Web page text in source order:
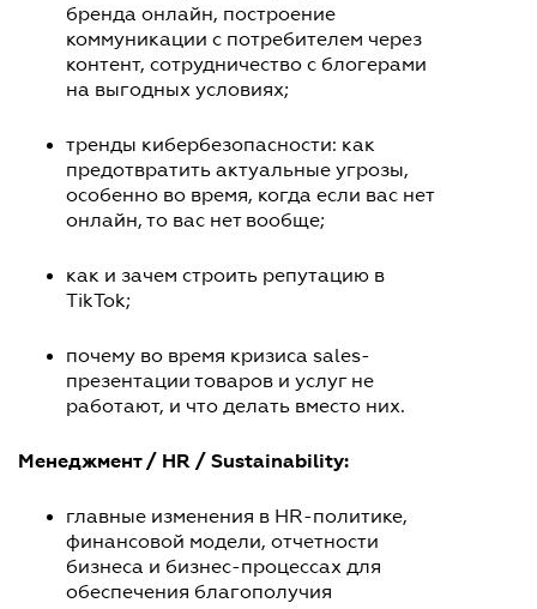
бренда онлайн, построение
коммуникации с потребителем через
контент, сотрудничество с блогерами
на выгодных условиях;
тренды кибербезопасности: как
предотвратить актуальные угрозы,
особенно во время, когда если вас нет
онлайн, то вас нет вообще;
как и зачем строить репутацию в
TikTok;
почему во время кризиса sales-
презентации товаров и услуг не
работают, и что делать вместо них.
Менеджмент / HR / Sustainability:
главные изменения в HR-политике,
финансовой модели, отчетности
бизнеса и бизнес-процессах для
обеспечения благополучия